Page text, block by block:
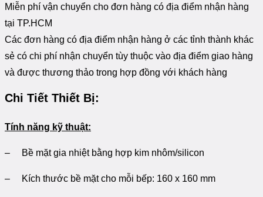
Miễn phí vận chuyển cho đơn hàng có địa điểm nhận hàng
tại TP.HCM
Các đơn hàng có địa điểm nhận hàng ở các tỉnh thành khác
sẻ có chi phí nhận chuyển tùy thuộc vào địa điểm giao hàng
và được thương thảo trong hợp đồng với khách hàng
Chi Tiết Thiết Bị:
Tính năng kỹ thuật:
– Bề mặt gia nhiệt bằng hợp kim nhôm/silicon
– Kích thước bề mặt cho mỗi bếp: 160 x 160 mm